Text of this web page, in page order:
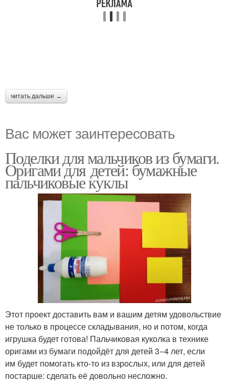
читать дальше →
Вас может заинтересовать
Поделки для мальчиков из бумаги.
Оригами для детей: бумажные
пальчиковые куклы
Этот проект доставить вам и вашим детям удовольствие
не только в процессе складывания, но и потом, когда
игрушка будет готова! Пальчиковая куколка в технике
оригами из бумаги подойдёт для детей 3−4 лет, если
им будет помогать кто-то из взрослых, или для детей
постарше: сделать её довольно несложно.